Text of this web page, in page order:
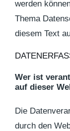
werden
Thema
diesem Text
Wer ist
auf dieser
Die
durch den